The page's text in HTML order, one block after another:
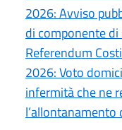
2026: Avviso
di componente
Referendum
2026: Voto
infermità che ne
l’allontanamento